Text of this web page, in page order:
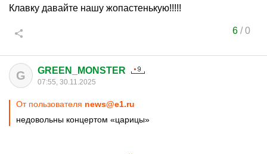
Клавку давайте нашу жопастенькую!!!!!
6/0
G GREEN_MONSTER
07:55, 30.11.2025
От пользователя news@e1.ru
недовольны концертом «царицы»